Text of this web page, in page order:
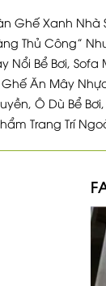
Ghế Xanh
Thủ Công”
Nổi Bể Bơi,
Ăn Mây
Ô Dù Bể
Trang Trí